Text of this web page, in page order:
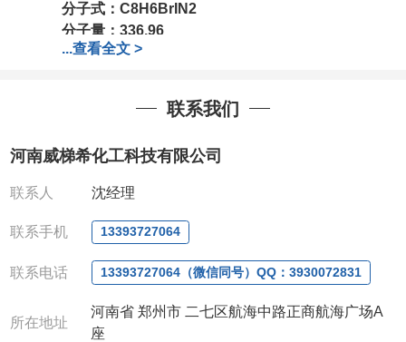
分子式： C8H6BrIN2
分子量： 336.96
包装：1Mg ; 5Mg;10Mg ;100Mg;250Mg ;500Mg
我司对高校及科研单位先发货和
作中有用到的试剂,欢迎前来询购
电话:0371-63377391/13393727064
QQ:3930072831
:13393727064
联系人: 沈晓东(欢迎致电
...查看全文 >
联系我们
河南威梯希化工科技有限公司
联系人 沈经理
联系手机 13393727064
联系电话 13393727064（微信同号）QQ：3930072831
所在地址
河南省 郑州市 二七区航海中路正商航海广场A
座